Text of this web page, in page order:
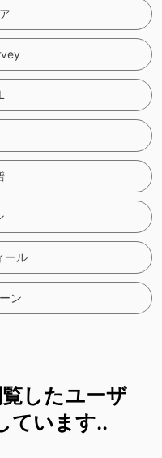
ール
ン
したユーザ
ています..